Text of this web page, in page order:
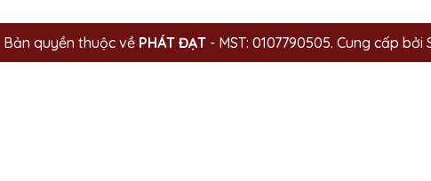
Bản quyền thuộc về PHÁT ĐẠT- MST: 0107790505. Cung cấp bởi